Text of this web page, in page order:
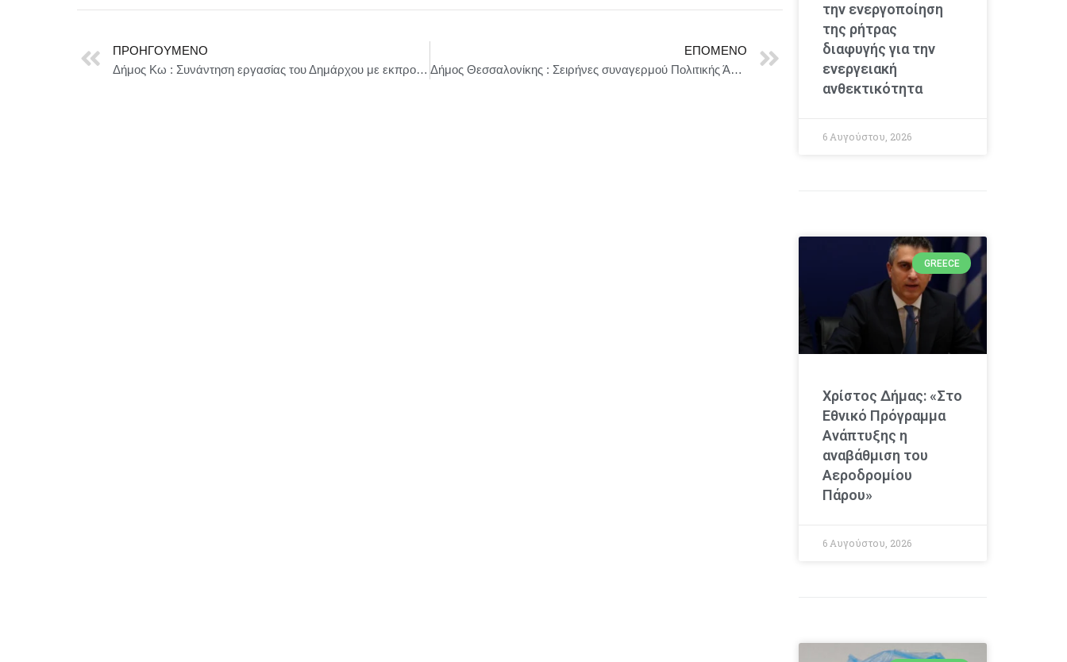
ΠΡΟΗΓΟΎΜΕΝΟ
Δήμος Κω : Συνάντηση εργασίας του Δημάρχου με εκπροσώπους του Ελληνικού Μεσογειακού Πανεπιστημίου
ΕΠΌΜΕΝΟ
Δήμος Θεσσαλονίκης : Σειρήνες συναγερμού Πολιτικής Άμυνας
την ενεργοποίηση
της ρήτρας
διαφυγής για την
ενεργειακή
ανθεκτικότητα
6 Αυγούστου, 2026
GREECE
Χρίστος Δήμας: «Στο
Εθνικό Πρόγραμμα
Ανάπτυξης η
αναβάθμιση του
Αεροδρομίου
Πάρου»
6 Αυγούστου, 2026